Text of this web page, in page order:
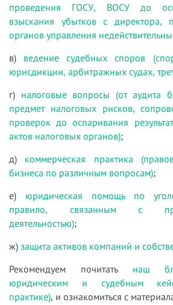
проведения ГОСУ, ВОСУ до
взыскания убытков с директора,
органов управления
в) ведение судебных споров
юрисдикции, арбитражных судах,
г) налоговые вопросы (от аудита
предмет налоговых рисков,
проверок до оспаривания
актов налоговых органов);
д) коммерческая практика
бизнеса по различным вопросам);
е) юридическая помощь по
правило, связанным с
деятельностью);
ж) защита активов компаний и
Рекомендуем почитать наш
юридическим и судебным
практике), и ознакомиться с